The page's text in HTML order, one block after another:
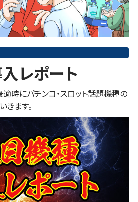
レポート
時にパチンコ・スロット話題機種の
ます。